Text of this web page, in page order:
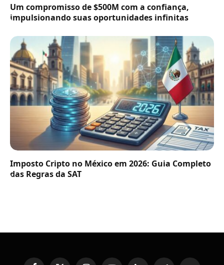
Um compromisso de $500M com a confiança,
impulsionando suas oportunidades infinitas
Imposto Cripto no México em 2026: Guia Completo
das Regras da SAT